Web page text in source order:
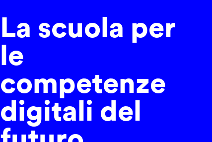
La scuola per
le
competenze
digitali del